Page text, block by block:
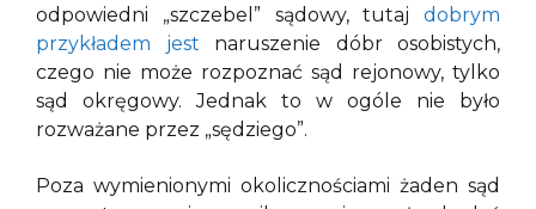
odpowiedni „szczebel” sądowy, tutaj dobrym
przykładem jest naruszenie dóbr osobistych,
czego nie może rozpoznać sąd rejonowy, tylko
sąd okręgowy. Jednak to w ogóle nie było
rozważane przez „sędziego”.
Poza wymienionymi okolicznościami żaden sąd